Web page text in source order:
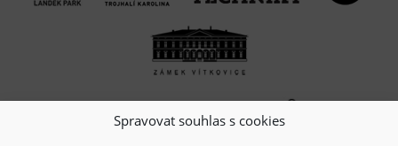
Spravovat souhlas s cookies